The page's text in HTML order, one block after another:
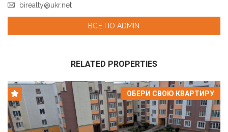
birealty@ukr.net
ВСЕ ПО ADMIN
RELATED PROPERTIES
ОБЕРИ СВОЮ КВАРТИРУ